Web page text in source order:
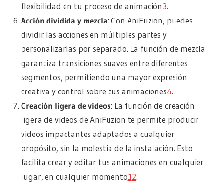
flexibilidad en tu proceso de animación3.
Acción dividida y mezcla: Con AniFuzion, puedes
dividir las acciones en múltiples partes y
personalizarlas por separado. La función de mezcla
garantiza transiciones suaves entre diferentes
segmentos, permitiendo una mayor expresión
creativa y control sobre tus animaciones4.
Creación ligera de videos: La función de creación
ligera de videos de AniFuzion te permite producir
videos impactantes adaptados a cualquier
propósito, sin la molestia de la instalación. Esto
facilita crear y editar tus animaciones en cualquier
lugar, en cualquier momento12.